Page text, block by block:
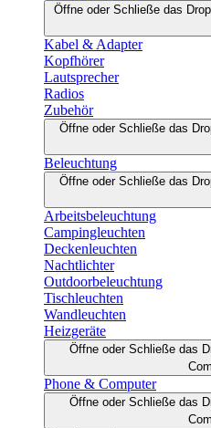
Öffne oder Schließe das
Kabel & Adapter
Kopfhörer
Lautsprecher
Radios
Zubehör
Öffne oder Schließe das
Beleuchtung
Öffne oder Schließe das
Arbeitsbeleuchtung
Campingleuchten
Deckenleuchten
Nachtlichter
Outdoorbeleuchtung
Tischleuchten
Wandleuchten
Heizgeräte
Öffne oder Schließe das
Phone & Computer
Öffne oder Schließe das